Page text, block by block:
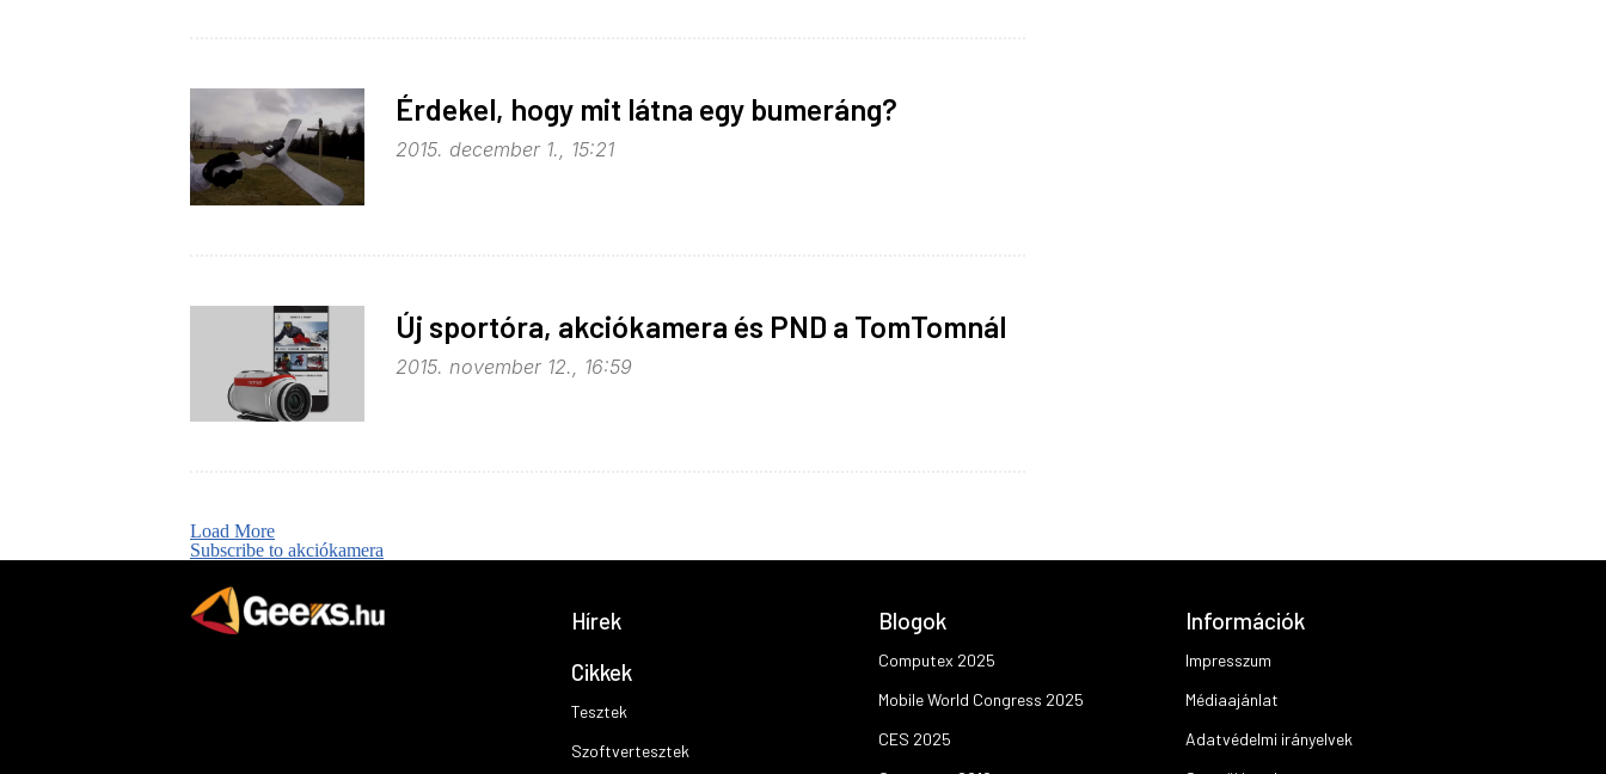
Érdekel, hogy mit látna egy bumeráng?
2015. december 1., 15:21
Új sportóra, akciókamera és PND a TomTomnál
2015. november 12., 16:59
Load More
Subscribe to akciókamera
Hírek
Cikkek
Tesztek
Szoftvertesztek
Blogok
Computex 2025
Mobile World Congress 2025
CES 2025
Információk
Impresszum
Médiaajánlat
Adatvédelmi irányelvek